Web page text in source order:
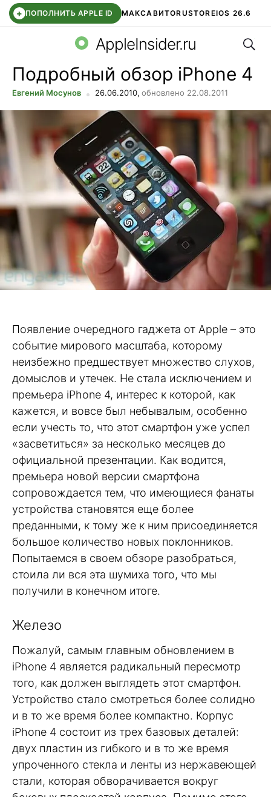
+ ПОПОЛНИТЬ APPLE ID МАКСАВИТОRUSTOREIOS 26.6
СБЕР КИДС ВТБ ОНЛАЙН ЧАТ В ROBLOX
AppleInsider.ru
Подробный обзор iPhone 4
Евгений Мосунов 26.06.2010, обновлено 22.08.2011
Появление очередного гаджета от Apple – это
событие мирового масштаба, которому
неизбежно предшествует множество слухов,
домыслов и утечек. Не стала исключением и
премьера iPhone 4, интерес к которой, как
кажется, и вовсе был небывалым, особенно
если учесть то, что этот смартфон уже успел
«засветиться» за несколько месяцев до
официальной презентации. Как водится,
премьера новой версии смартфона
сопровождается тем, что имеющиеся фанаты
устройства становятся еще более
преданными, к тому же к ним присоединяется
большое количество новых поклонников.
Попытаемся в своем обзоре разобраться,
стоила ли вся эта шумиха того, что мы
получили в конечном итоге.
Железо
Пожалуй, самым главным обновлением в
iPhone 4 является радикальный пересмотр
того, как должен выглядеть этот смартфон.
Устройство стало смотреться более солидно
и в то же время более компактно. Корпус
iPhone 4 состоит из трех базовых деталей:
двух пластин из гибкого и в то же время
упроченного стекла и ленты из нержавеющей
стали, которая обворачивается вокруг